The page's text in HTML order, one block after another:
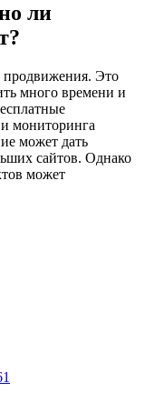
ли
продвижения. Это
много времени и
мониторинга
может дать
сайтов. Однако
может